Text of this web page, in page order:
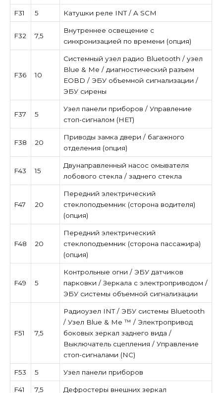
F31 5 Катушки реле INT / A SCM
F32 7,5
Внутреннее освещение с
синхронизацией по времени (опция)
F36 10
Системный узел радио Bluetooth / узел
Blue & Me / диагностический разъем
EOBD / ЭБУ объемной сигнализации /
ЭБУ сирены
F37 5
Узел панели приборов / Управление
стоп-сигналом (НЕТ)
F38 20
Приводы замка двери / багажного
отделения (опция)
F43 15
Двунаправленный насос омывателя
лобового стекла / заднего стекла
F47 20
Передний электрический
стеклоподъемник (сторона водителя)
(опция)
F48 20
Передний электрический
стеклоподъемник (сторона пассажира)
(опция)
F49 5
Контрольные огни / ЭБУ датчиков
парковки / Зеркала с электроприводом /
ЭБУ системы объемной сигнализации
F51 7,5
Радиоузел INT / ЭБУ системы Bluetooth
/ Узел Blue & Me ™ / Электропривод
боковых зеркал заднего вида /
Выключатель сцепления / Управление
стоп-сигналами (NC)
F53 5 Узел панели приборов
F41 7,5 Дефростеры внешних зеркал